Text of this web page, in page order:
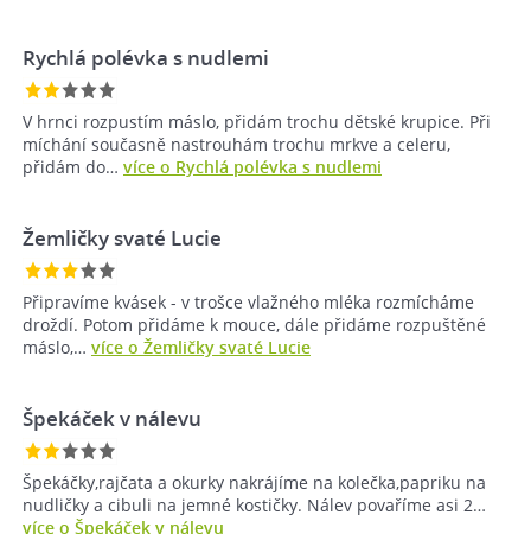
Rychlá polévka s nudlemi
V hrnci rozpustím máslo, přidám trochu dětské krupice. Při
míchání současně nastrouhám trochu mrkve a celeru,
přidám do… více o Rychlá polévka s nudlemi
Žemličky svaté Lucie
Připravíme kvásek - v trošce vlažného mléka rozmícháme
droždí. Potom přidáme k mouce, dále přidáme rozpuštěné
máslo,… více o Žemličky svaté Lucie
Špekáček v nálevu
Špekáčky,rajčata a okurky nakrájíme na kolečka,papriku na
nudličky a cibuli na jemné kostičky. Nálev povaříme asi 2…
více o Špekáček v nálevu